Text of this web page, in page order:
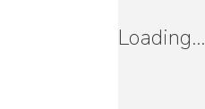
Loading...